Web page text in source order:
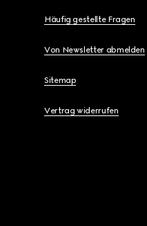
Häufig gestellte Fragen
Von Newsletter abmelden
Sitemap
Vertrag widerrufen